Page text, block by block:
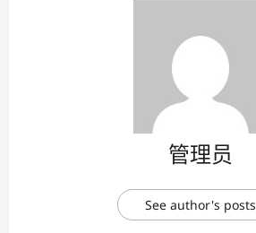
管理员
See author's posts